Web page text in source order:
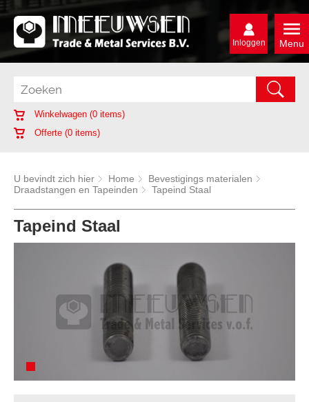
Menu
Inloggen
Winkelwagen (0 items)
Offerte (0 items)
U bevindt zich hier Home
Bevestigings materialen
Draadstangen en Tapeinden
Tapeind Staal
Tapeind Staal